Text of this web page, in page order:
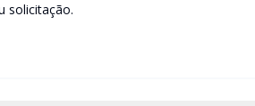
solicitação.